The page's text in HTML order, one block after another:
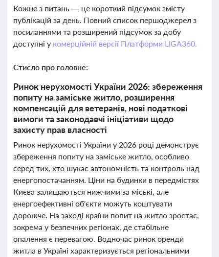
Кожне з питань — це короткий підсумок змісту
публікацій за день. Повний список першоджерел з
посиланнями та розширений підсумок за добу
доступні у комерційній версії Платформи LIGA360.
Стисло про головне:
Ринок нерухомості України 2026: збереження
попиту на заміське житло, розширення
компенсацій для ветеранів, нові податкові
вимоги та законодавчі ініціативи щодо
захисту прав власності
Ринок нерухомості України у 2026 році демонструє
збереження попиту на заміське житло, особливо
серед тих, хто шукає автономність та контроль над
енергопостачанням. Ціни на будинки в передмістях
Києва залишаються нижчими за міські, але
енергоефективні об'єкти можуть коштувати
дорожче. На заході країни попит на житло зростає,
зокрема у безпечних регіонах, де стабільне
опалення є перевагою. Водночас ринок оренди
житла в Україні характеризується регіональними